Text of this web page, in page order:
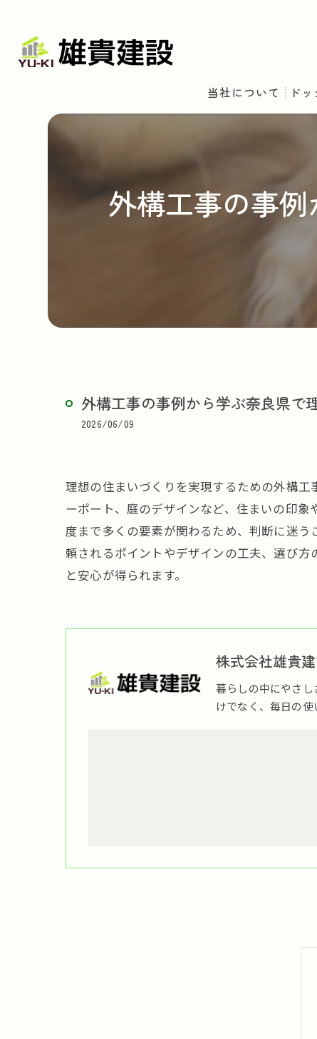
ド
当社について
外構工事の事
外構工事の事例から学ぶ奈良県で
2026/06/09
理想の住まいづくりを実現するための外構
ーポート、庭のデザインなど、住まいの印
度まで多くの要素が関わるため、判断に迷
頼されるポイントやデザインの工夫、選び
と安心が得られます。
株式会社雄貴
暮らしの中にやさ
けでなく、毎日の